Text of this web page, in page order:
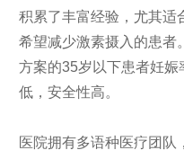
积累了丰富经验，尤其适
希望减少激素摄入的患者
方案的35岁以下患者妊娠
低，安全性高。
医院拥有多语种医疗团队